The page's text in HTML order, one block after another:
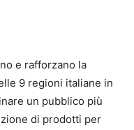
e rafforzano la
9 regioni italiane in
un pubblico più
di prodotti per